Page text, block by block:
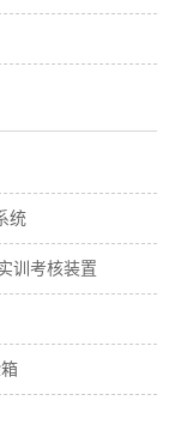
统
训考核装置